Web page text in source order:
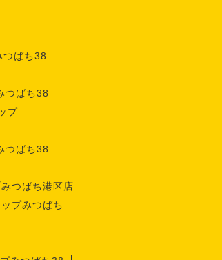
つばち38
つばち38
プ
つばち38
つばち港区店
プみつばち